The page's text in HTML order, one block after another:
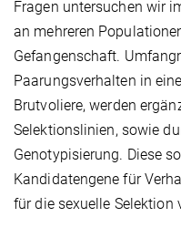
Fragen untersuchen wir
an mehreren
Gefangenschaft.
Paarungsverhalten in
Brutvoliere, werden
Selektionslinien, sowie
Genotypisierung. Diese
Kandidatengene für
für die sexuelle Selektion